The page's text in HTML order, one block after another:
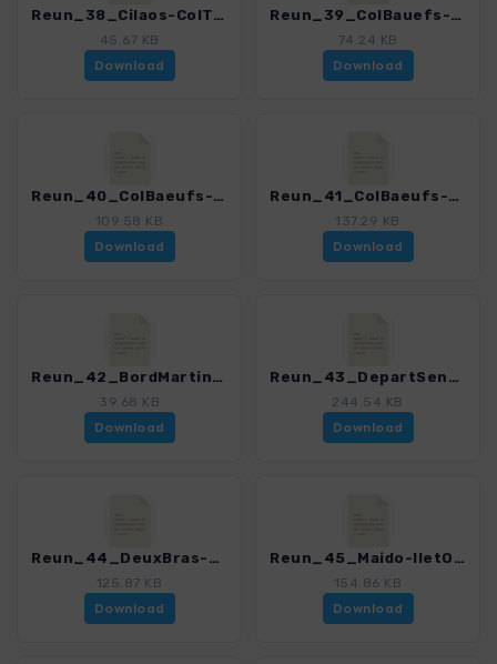
Reun_38_Cilaos-ColTaibit-Marla_0150_1.gpx
45.67 KB
Download
Reun_39_ColBauefs-Nouvelle_0150_1.gpx
74.24 KB
Download
Reun_40_ColBaeufs-Marla-TroisRoches-Nouvelle_0150_1.gpx
109.58 KB
Download
Reun_41_ColBaeufs-Nouvelle-RochePlate-Marla_0150_1.gpx
137.29 KB
Download
Reun_42_BordMartin-Aurere-BordMartin_0150_1.gpx
39.68 KB
Download
Reun_43_DepartSentierScout-Cayenne-RochePlate-Marla_0150_1.gpx
244.54 KB
Download
Reun_44_DeuxBras-Aurere-GrandPlace_0150_1.gpx
125.87 KB
Download
Reun_45_Maido-IletOrangers-SansSouci_0150_1.gpx
154.86 KB
Download